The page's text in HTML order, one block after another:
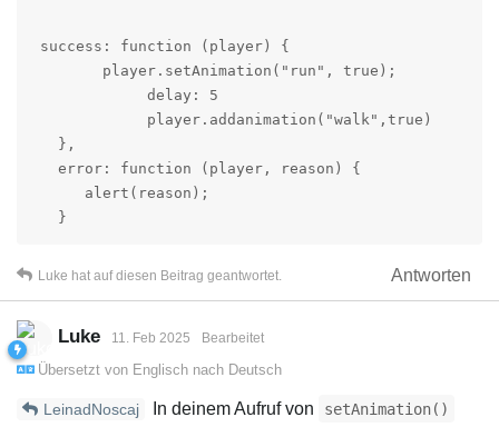
success: function (player) {
        player.setAnimation("run", true);
             delay: 5
             player.addanimation("walk",true)
   },
   error: function (player, reason) {
      alert(reason);
   }
Antworten
Luke hat auf diesen Beitrag geantwortet.
Luke 11. Feb 2025 Bearbeitet
Übersetzt von Englisch nach Deutsch
LeinadNoscaj In deinem Aufruf von setAnimation()